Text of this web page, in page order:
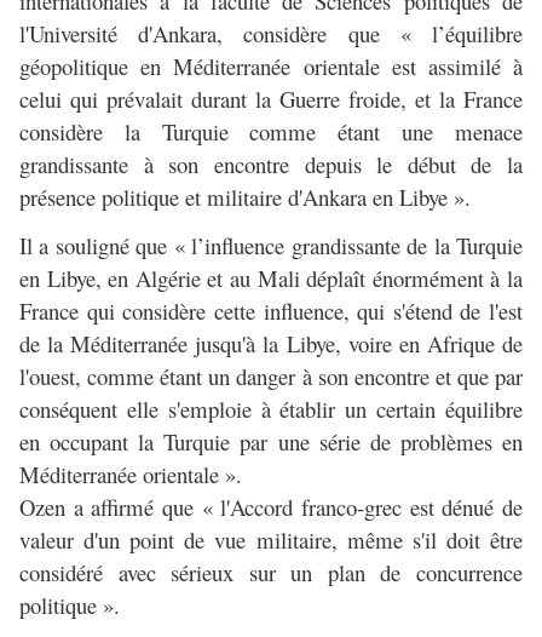
l'Université d'Ankara, considère que « l’équilibre
géopolitique en Méditerranée orientale est assimilé à
celui qui prévalait durant la Guerre froide, et la France
considère la Turquie comme étant une menace
grandissante à son encontre depuis le début de la
présence politique et militaire d'Ankara en Libye ».
Il a souligné que « l’influence grandissante de la Turquie
en Libye, en Algérie et au Mali déplaît énormément à la
France qui considère cette influence, qui s'étend de l'est
de la Méditerranée jusqu'à la Libye, voire en Afrique de
l'ouest, comme étant un danger à son encontre et que par
conséquent elle s'emploie à établir un certain équilibre
en occupant la Turquie par une série de problèmes en
Méditerranée orientale ».
Ozen a affirmé que « l'Accord franco-grec est dénué de
valeur d'un point de vue militaire, même s'il doit être
considéré avec sérieux sur un plan de concurrence
politique ».